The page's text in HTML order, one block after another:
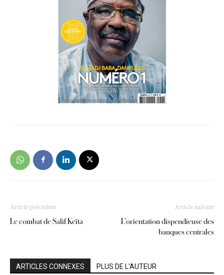
Article précédent
Le combat de Salif Keïta
Article suivant
L’orientation dispendieuse des
banques centrales
ARTICLES CONNEXES PLUS DE L'AUTEUR